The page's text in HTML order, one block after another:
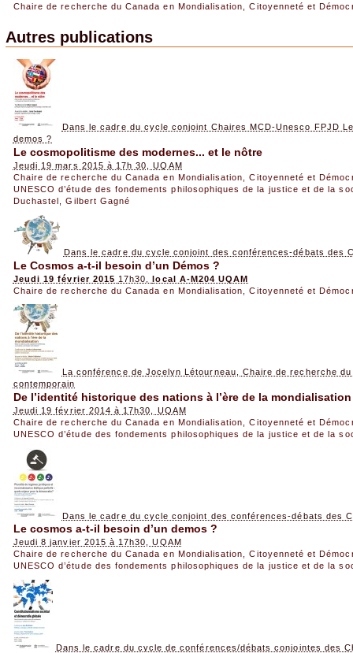
Chaire de recherche du Canada en Mondialisation, Citoyenneté et
Autres publications
Dans le cadre du cycle conjoint Chaires MCD-Unesco FPJD
demos ?
Le cosmopolitisme des modernes... et le nôtre
Jeudi 19 mars 2015 à 17h 30, UQAM
Chaire de recherche du Canada en Mondialisation, Citoyenneté et
UNESCO d’étude des fondements philosophiques de la justice et de la
Duchastel
,Gilbert Gagné
Dans le cadre du cycle conjoint des conférences-débats des
Le Cosmos a-t-il besoin d’un Démos ?
Jeudi 19 février 2015 17h30,local A-M204 UQAM
Chaire de recherche du Canada en Mondialisation, Citoyenneté et
La conférence de Jocelyn Létourneau, Chaire de recherche
contemporain
De l’identité historique des nations à l’ère de la mondialisation
Jeudi 19 février 2014 à 17h30, UQAM
Chaire de recherche du Canada en Mondialisation, Citoyenneté et
UNESCO d’étude des fondements philosophiques de la justice et de la
Dans le cadre du cycle conjoint des conférences-débats des
Le cosmos a-t-il besoin d’un demos ?
Jeudi 8 janvier 2015 à 17h30, UQAM
Chaire de recherche du Canada en Mondialisation, Citoyenneté et
UNESCO d’étude des fondements philosophiques de la justice et de la
Dans le cadre du cycle de conférences/débats conjointes des